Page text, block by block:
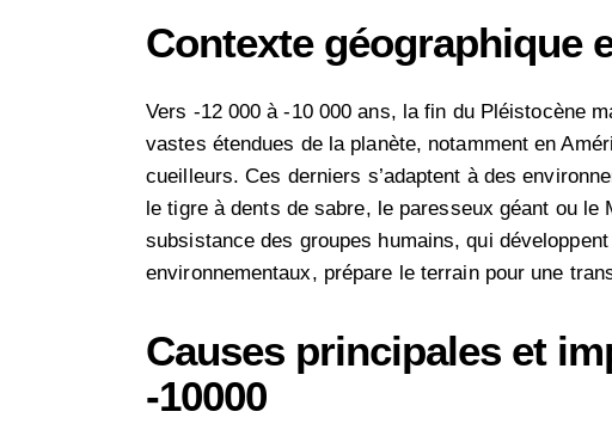
Contexte géographique
Vers -12 000 à -10 000 ans, la fin du Pléistocène
vastes étendues de la planète, notamment en
cueilleurs. Ces derniers s’adaptent à des
le tigre à dents de sabre, le paresseux géant ou
subsistance des groupes humains, qui
environnementaux, prépare le terrain pour une
Causes principales et
-10000